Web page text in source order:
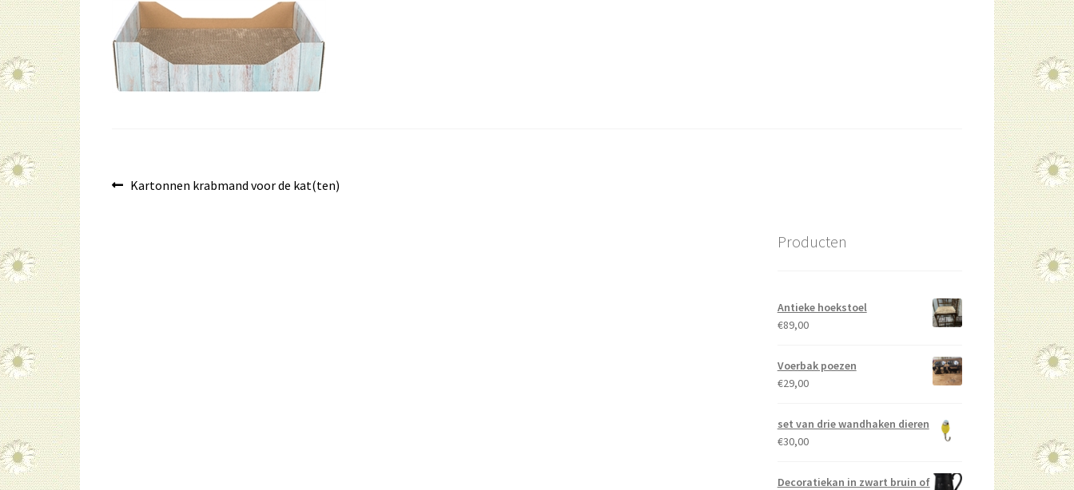
Bericht
Vorig
Kartonnen krabmand voor de kat(ten)
Producten
Antieke hoekstoel
€89,00
Voerbak poezen
€29,00
set van drie wandhaken dieren
€30,00
Decoratiekan in zwart bruin of